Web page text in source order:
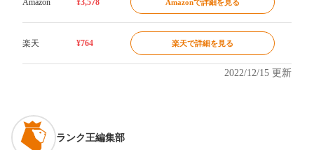
Amazon ¥3,578 Amazonで詳細を見る
楽天 ¥764 楽天で詳細を見る
2022/12/15 更新
ランク王編集部